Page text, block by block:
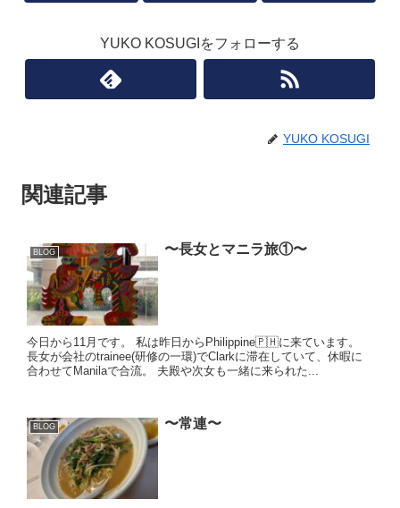
YUKO KOSUGIをフォローする
YUKO KOSUGI
関連記事
BLOG 〜長女とマニラ旅①〜
今日から11月です。 私は昨日からPhilippine🇵🇭に来ています。
長女が会社のtrainee(研修の一環)でClarkに滞在していて、休暇に
合わせてManilaで合流。 夫殿や次女も一緒に来られた...
BLOG 〜常連〜